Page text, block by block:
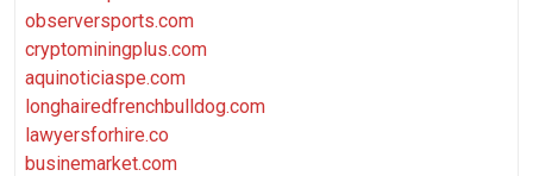
observersports.com
cryptominingplus.com
aquinoticiaspe.com
longhairedfrenchbulldog.com
lawyersforhire.co
businemarket.com